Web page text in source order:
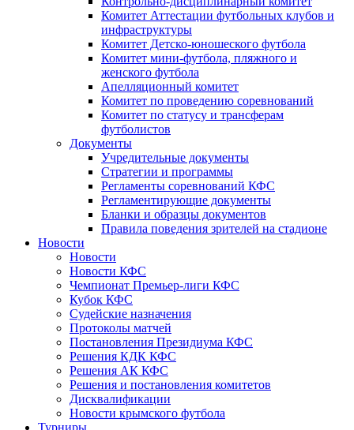
Комитет Аттестации футбольных клубов и
инфраструктуры
Комитет Детско-юношеского футбола
Комитет мини-футбола, пляжного и
женского футбола
Апелляционный комитет
Комитет по проведению соревнований
Комитет по статусу и трансферам
футболистов
Документы
Учредительные документы
Стратегии и программы
Регламенты соревнований КФС
Регламентирующие документы
Бланки и образцы документов
Правила поведения зрителей на стадионе
Новости
Новости
Новости КФС
Чемпионат Премьер-лиги КФС
Кубок КФС
Судейские назначения
Протоколы матчей
Постановления Президиума КФС
Решения КДК КФС
Решения АК КФС
Решения и постановления комитетов
Дисквалификации
Новости крымского футбола
Турниры